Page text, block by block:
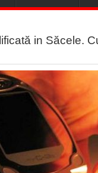
in Săcele.